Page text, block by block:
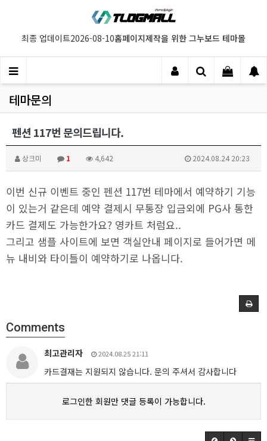
최종 업데이트2026-08-10홈페이지제작을 위한 그누보드 테마몰
테마문의
펜션 117번 문의드립니다.
상크미 1 4,642 2024.08.24 20:23
이번 신규 이벤트 중인 펜션 117번 테마에서 예약하기 기능
이 있는거 같은데 예약 결제시 무통장 입금외에 PG사 통한
카드 결제도 가능한가요? 영카트 처럼요..
그리고 샘플 사이트에 보면 객실안내 페이지로 들어가면 메
뉴 내비와 타이틀이 예약하기로 나옵니다.
Comments
최고관리자 2024.08.25 21:11
카드결재는 지원되지 않습니다. 문의 주셔서 감사합니다
로그인한 회원만 댓글 등록이 가능합니다.